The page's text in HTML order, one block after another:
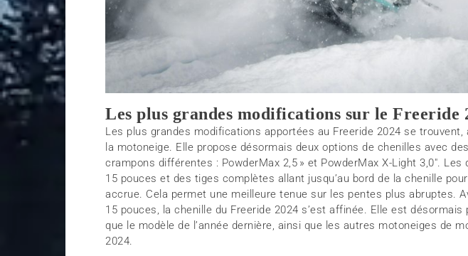
Les plus grandes modifications sur le Freeride
Les plus grandes modifications apportées au Freeride 2024 se trouvent,
la motoneige. Elle propose désormais deux options de chenilles avec
crampons différentes : PowderMax 2,5 » et PowderMax X-Light 3,0″. Les
15 pouces et des tiges complètes allant jusqu’au bord de la chenille
accrue. Cela permet une meilleure tenue sur les pentes plus abruptes.
15 pouces, la chenille du Freeride 2024 s’est affinée. Elle est
que le modèle de l’année dernière, ainsi que les autres motoneiges de
2024.